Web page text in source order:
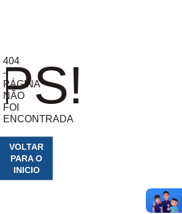
404
-
PÁGINA
NÃO
FOI
ENCONTRADA
VOLTAR
PARA O
INICIO